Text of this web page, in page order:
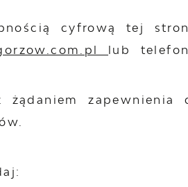
cyfrową tej
lub
zapewnienia